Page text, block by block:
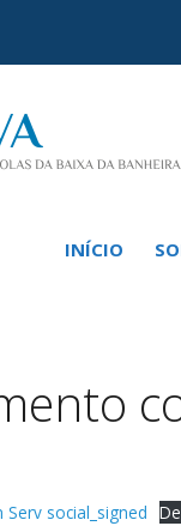
INÍCIO
social_signed